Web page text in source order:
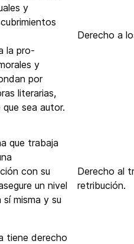
y
la pro-
y
por
literarias,
sea autor.
Derecho a
que trabaja
con su
un nivel
misma y su
Derecho al
retribución.
tiene derecho